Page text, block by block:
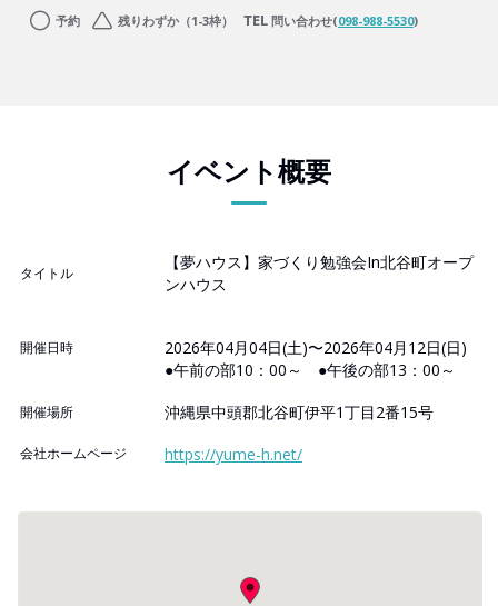
予約 残りわずか（1-3枠） 問い合わせ(098-988-5530)
イベント概要
タイトル
【夢ハウス】家づくり勉強会In北谷町オープ
ンハウス
開催日時
2026年04月04日(土)〜2026年04月12日(日)
●午前の部10：00～ ●午後の部13：00～
開催場所 沖縄県中頭郡北谷町伊平1丁目2番15号
会社ホームページ https://yume-h.net/